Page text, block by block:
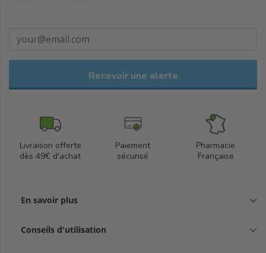
Recevoir une alerte
Livraison offerte
dès 49€ d'achat
Paiement
sécurisé
Pharmacie
Française
En savoir plus
Conseils d'utilisation